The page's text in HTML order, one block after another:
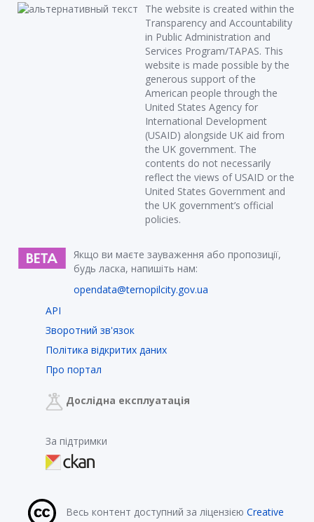
The website is created within the
Transparency and Accountability
in Public Administration and
Services Program/TAPAS. This
website is made possible by the
generous support of the
American people through the
United States Agency for
International Development
(USAID) alongside UK aid from
the UK government. The
contents do not necessarily
reflect the views of USAID or the
United States Government and
the UK government’s official
policies.
Якщо ви маєте зауваження або пропозиції,
будь ласка, напишіть нам:
opendata@ternopilcity.gov.ua
API
Зворотний зв'язок
Політика відкритих даних
Про портал
Дослідна експлуатація
За підтримки
Весь контент доступний за ліцензією Creative